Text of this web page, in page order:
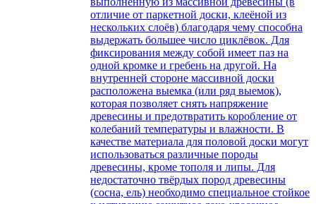
отличие от паркетной доски, клеёной из
нескольких слоёв) благодаря чему способна
выдержать большее число циклёвок. Для
фиксирования между собой имеет паз на
одной кромке и гребень на другой. На
внутренней стороне массивной доски
расположена выемка (или ряд выемок),
которая позволяет снять напряжение
древесины и предотвратить коробление от
колебаний температуры и влажности. В
качестве материала для половой доски могут
использоваться различные породы
древесины, кроме тополя и липы. Для
недостаточно твёрдых пород древесины
(сосна, ель) необходимо специальное стойкое